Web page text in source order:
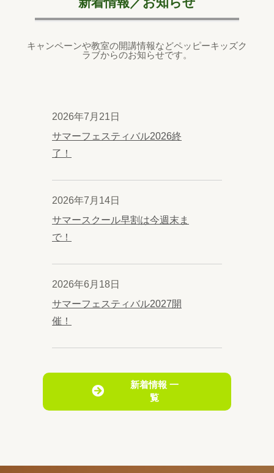
キャンペーンや教室の開講情報などペッピーキッズク
ラブからのお知らせです。
2026年7月21日
サマーフェスティバル2026終
了！
2026年7月14日
サマースクール早割は今週末ま
で！
2026年6月18日
サマーフェスティバル2027開
催！
新着情報 一
覧